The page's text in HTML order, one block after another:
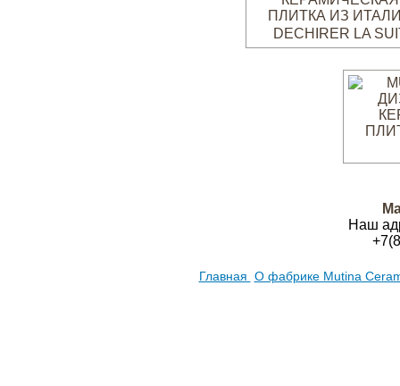
DECHIRER LA
Наш
Главная О фабрике Mutina